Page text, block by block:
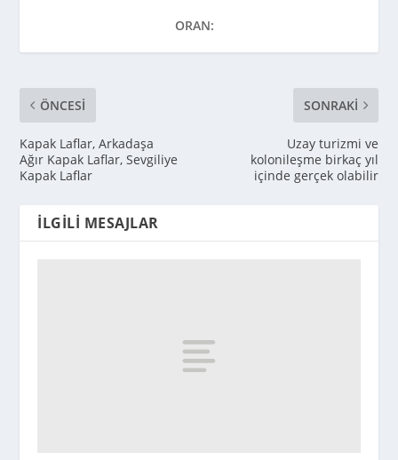
ORAN:
ÖNCESI
Kapak Laflar, Arkadaşa
Ağır Kapak Laflar, Sevgiliye
Kapak Laflar
SONRAKI
Uzay turizmi ve
kolonileşme birkaç yıl
içinde gerçek olabilir
İLGILI MESAJLAR